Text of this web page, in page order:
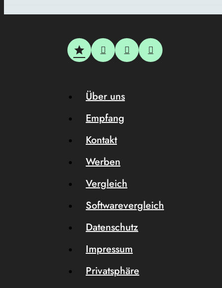
Über uns
Empfang
Kontakt
Werben
Vergleich
Softwarevergleich
Datenschutz
Impressum
Privatsphäre